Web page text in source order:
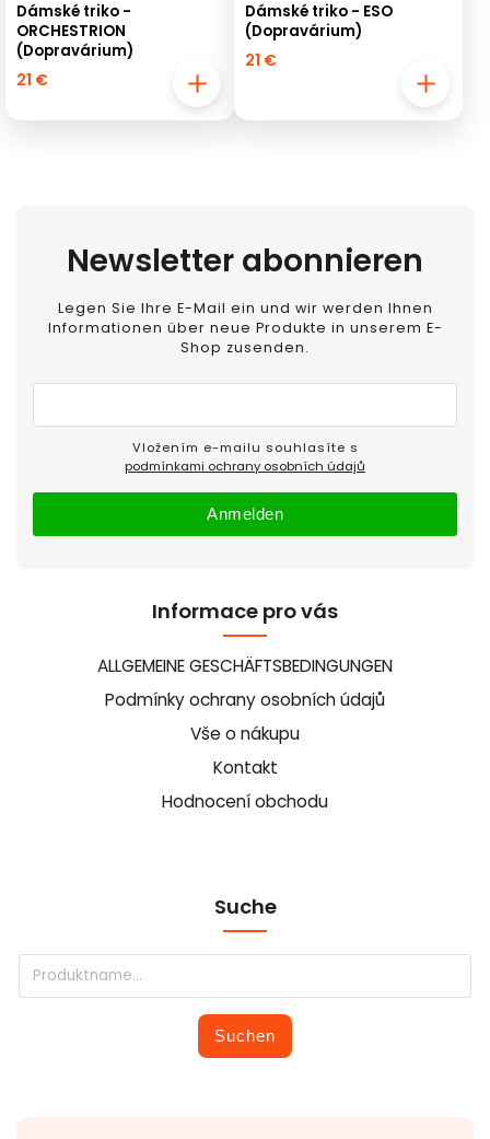
Dámské triko -
ORCHESTRION
(Dopravárium)
21 €
Dámské triko - ESO
(Dopravárium)
21 €
Informace pro vás
ALLGEMEINE GESCHÄFTSBEDINGUNGEN
Podmínky ochrany osobních údajů
Vše o nákupu
Kontakt
Hodnocení obchodu
Newsletter abonnieren
Legen Sie Ihre E-Mail ein und wir werden Ihnen
Informationen über neue Produkte in unserem E-
Shop zusenden.
podmínkami ochrany osobních údajů
Anmelden
Suche
Suchen